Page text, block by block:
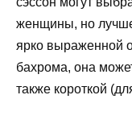
женщины, но
ярко выраженной
бахрома, она
также короткой